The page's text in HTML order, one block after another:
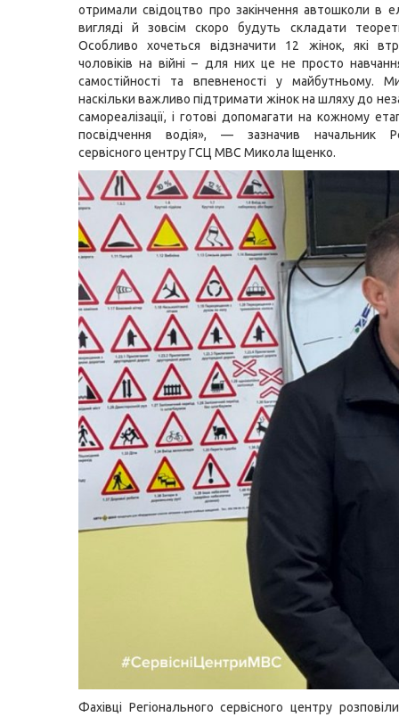
отримали свідоцтво про закінчення автошколи в
вигляді й зовсім скоро будуть складати
Особливо хочеться відзначити 12 жінок, які
чоловіків на війні – для них це не просто
самостійності та впевненості у майбутньому.
наскільки важливо підтримати жінок на шляху до
самореалізації, і готові допомагати на кожному
посвідчення водія», — зазначив начальник
сервісного центру ГСЦ МВС Микола Іщенко.
Фахівці Регіонального сервісного центру